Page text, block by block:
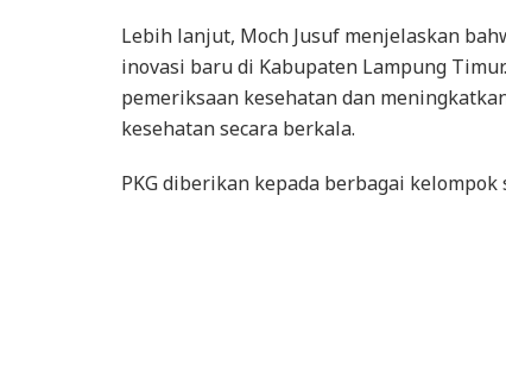
Lebih lanjut, Moch Jusuf menjelaskan
inovasi baru di Kabupaten Lampung
pemeriksaan kesehatan dan
kesehatan secara berkala.
PKG diberikan kepada berbagai